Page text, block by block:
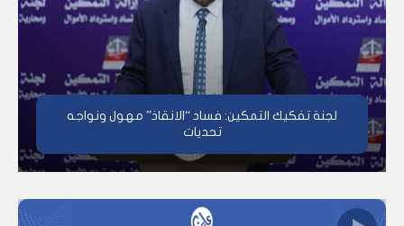
لجنة تفكيك التمكين: فساد “الانقاذ” مهول ونواجه
تحديات